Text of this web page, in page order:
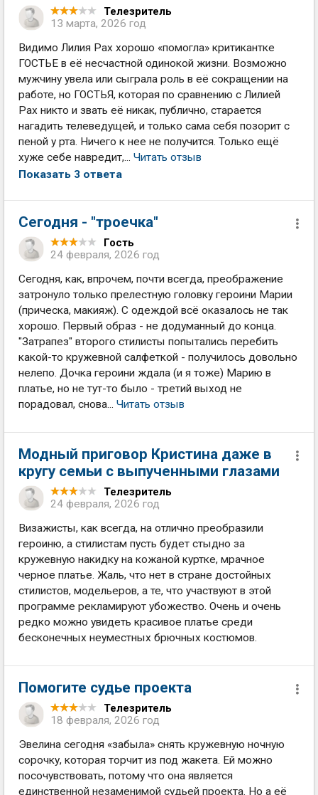
Телезритель
13 марта, 2026 год
Видимо Лилия Рах хорошо «помогла» критикантке
ГОСТЬЕ в её несчастной одинокой жизни. Возможно
мужчину увела или сыграла роль в её сокращении на
работе, но ГОСТЬЯ, которая по сравнению с Лилией
Рах никто и звать её никак, публично, старается
нагадить телеведущей, и только сама себя позорит с
пеной у рта. Ничего к нее не получится. Только ещё
хуже себе навредит,... Читать отзыв
Показать 3 ответа
Сегодня - "троечка"
Гость
24 февраля, 2026 год
Сегодня, как, впрочем, почти всегда, преображение
затронуло только прелестную головку героини Марии
(прическа, макияж). С одеждой всё оказалось не так
хорошо. Первый образ - не додуманный до конца.
"Затрапез" второго стилисты попытались перебить
какой-то кружевной салфеткой - получилось довольно
нелепо. Дочка героини ждала (и я тоже) Марию в
платье, но не тут-то было - третий выход не
порадовал, снова... Читать отзыв
Модный приговор Кристина даже в
кругу семьи с выпученными глазами
Телезритель
24 февраля, 2026 год
Визажисты, как всегда, на отлично преобразили
героиню, а стилистам пусть будет стыдно за
кружевную накидку на кожаной куртке, мрачное
черное платье. Жаль, что нет в стране достойных
стилистов, модельеров, а те, что участвуют в этой
программе рекламируют убожество. Очень и очень
редко можно увидеть красивое платье среди
бесконечных неуместных брючных костюмов.
Помогите судье проекта
Телезритель
18 февраля, 2026 год
Эвелина сегодня «забыла» снять кружевную ночную
сорочку, которая торчит из под жакета. Ей можно
посочувствовать, потому что она является
единственной незаменимой судьей проекта. Но а её